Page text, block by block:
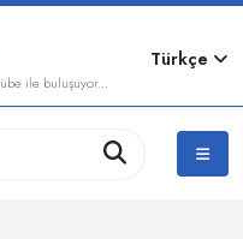
ile buluşuyor...
Türkçe